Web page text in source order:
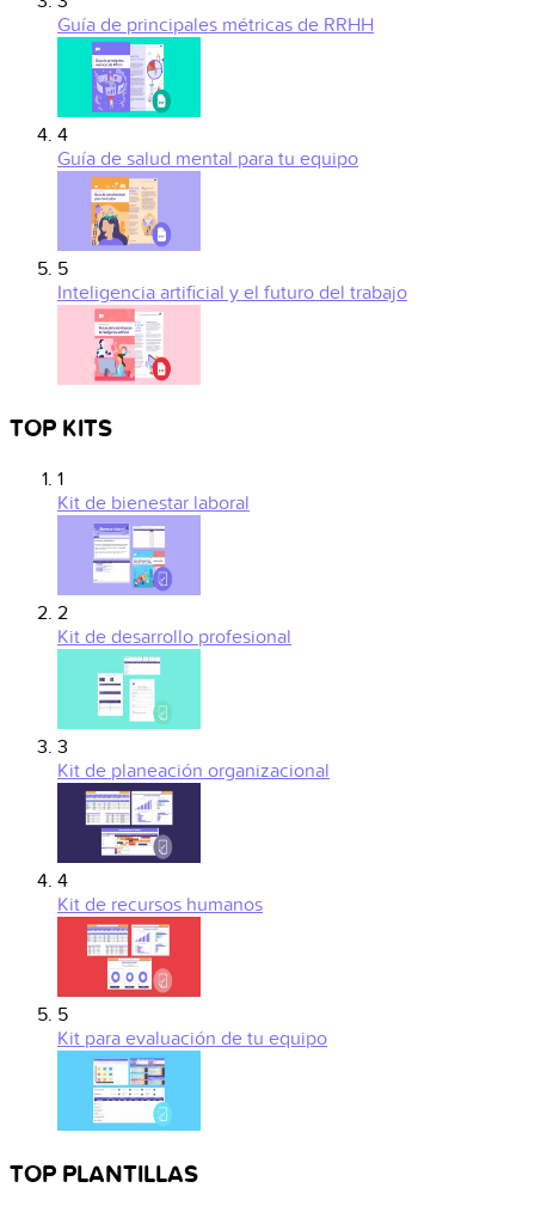
Guía de principales métricas de RRHH
4
Guía de salud mental para tu equipo
5
Inteligencia artificial y el futuro del trabajo
TOP KITS
1
Kit de bienestar laboral
2
Kit de desarrollo profesional
3
Kit de planeación organizacional
4
Kit de recursos humanos
5
Kit para evaluación de tu equipo
TOP PLANTILLAS